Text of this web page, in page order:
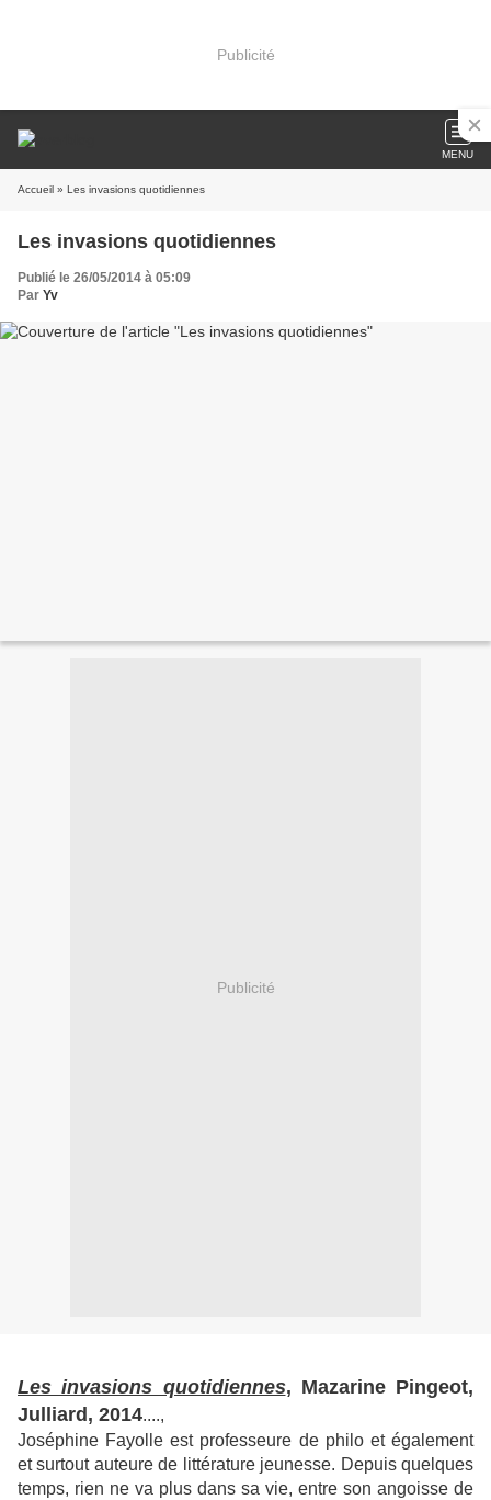
Publicité
MENU
Accueil » Les invasions quotidiennes
Les invasions quotidiennes
Publié le 26/05/2014 à 05:09
Par Yv
Publicité
Les invasions quotidiennes, Mazarine Pingeot,
Julliard, 2014....,
Joséphine Fayolle est professeure de philo et également
et surtout auteure de littérature jeunesse. Depuis quelques
temps, rien ne va plus dans sa vie, entre son angoisse de